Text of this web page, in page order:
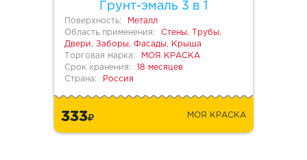
Грунт-эмаль 3 в 1
Поверхность:
Металл
Область применения:
Стены, Трубы,
Двери, Заборы, Фасады, Крыша
Торговая марка:
МОЯ КРАСКА
Срок хранения:
18 месяцев
Страна:
Россия
333 МОЯ КРАСКА